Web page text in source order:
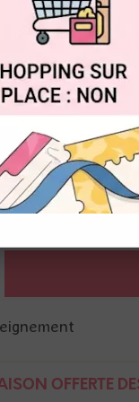
du stock
oranges
OFFERTE
TOUT